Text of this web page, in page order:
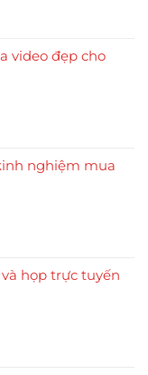
video đẹp cho
nghiệm mua
họp trực tuyến